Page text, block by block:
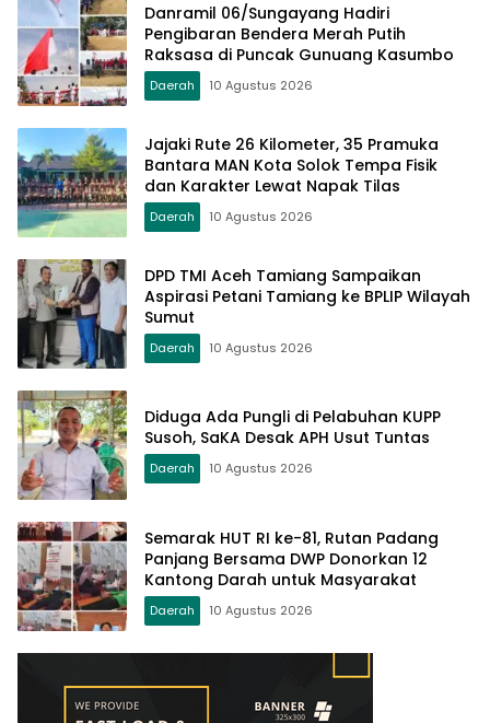
Danramil 06/Sungayang Hadiri
Pengibaran Bendera Merah Putih
Raksasa di Puncak Gunuang Kasumbo
Daerah 10 Agustus 2026
Jajaki Rute 26 Kilometer, 35 Pramuka
Bantara MAN Kota Solok Tempa Fisik
dan Karakter Lewat Napak Tilas
Daerah 10 Agustus 2026
DPD TMI Aceh Tamiang Sampaikan
Aspirasi Petani Tamiang ke BPLIP Wilayah
Sumut
Daerah 10 Agustus 2026
Diduga Ada Pungli di Pelabuhan KUPP
Susoh, SaKA Desak APH Usut Tuntas
Daerah 10 Agustus 2026
Semarak HUT RI ke-81, Rutan Padang
Panjang Bersama DWP Donorkan 12
Kantong Darah untuk Masyarakat
Daerah 10 Agustus 2026